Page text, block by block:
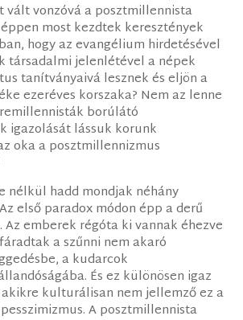
vált vonzóvá a posztmillennista
most kezdtek keresztények
hogy az evangélium hirdetésével
társadalmi jelenlétével a népek
tanítványaivá lesznek és eljön a
ezeréves korszaka? Nem az lenne
borúlátó
igazolását lássuk korunk
oka a posztmillennizmus
nélkül hadd mondjak néhány
első paradox módon épp a derű
Az emberek régóta ki vannak éhezve
a szűnni nem akaró
a kudarcok
És ez különösen igaz
kulturálisan nem jellemző ez a
A posztmillennista